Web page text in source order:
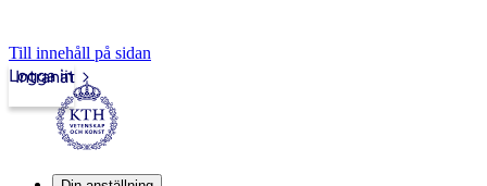
Till innehåll på sidan
Intranät
Logga in